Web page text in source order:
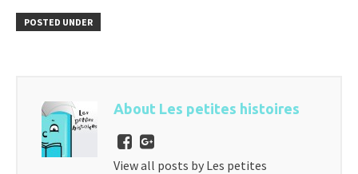
POSTED UNDER
About Les petites histoires
View all posts by Les petites